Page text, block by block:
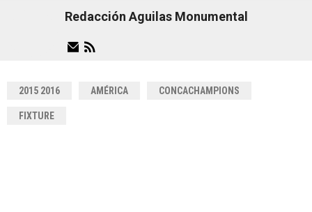
Redacción Aguilas Monumental
2015 2016 AMÉRICA CONCACHAMPIONS
FIXTURE